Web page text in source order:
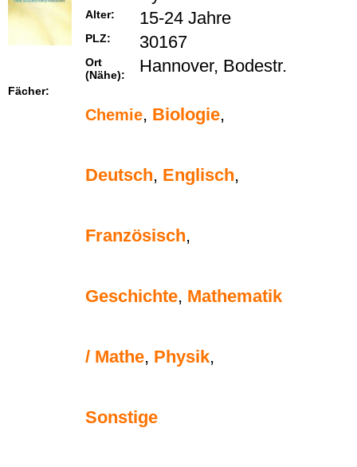
Alter: 15-24 Jahre
PLZ: 30167
Ort
(Nähe):
Hannover, Bodestr.
Fächer:
Chemie, Biologie,
Deutsch, Englisch,
Französisch,
Geschichte, Mathematik
/ Mathe, Physik,
Sonstige